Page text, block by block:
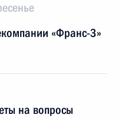
«Франс-3»
на вопросы